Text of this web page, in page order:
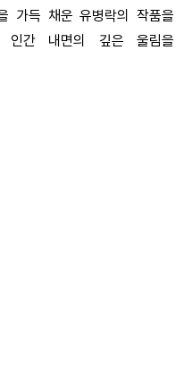
가득 채운 유병락의 작품을
인간 내면의 깊은 울림을